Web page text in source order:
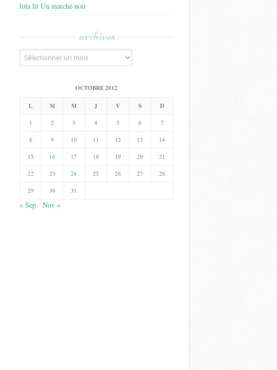
lola lit Un marché noir
archives
Archives
OCTOBRE 2012
L M M J V S D
1 2 3 4 5 6 7
8 9 10 11 12 13 14
15 16 17 18 19 20 21
22 23 24 25 26 27 28
29 30 31
« Sep Nov »